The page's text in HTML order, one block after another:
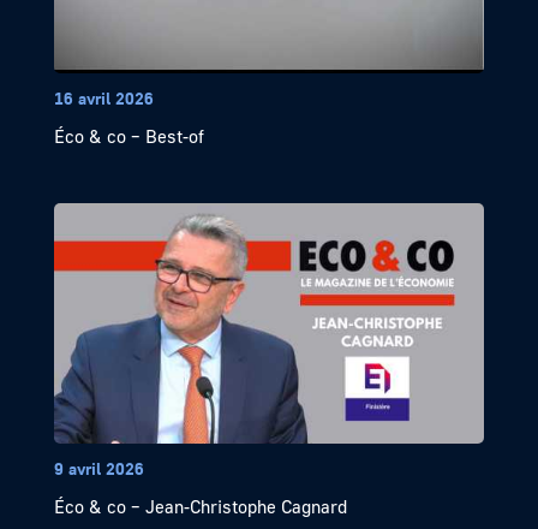
16 avril 2026
Éco & co – Best-of
9 avril 2026
Éco & co – Jean-Christophe Cagnard